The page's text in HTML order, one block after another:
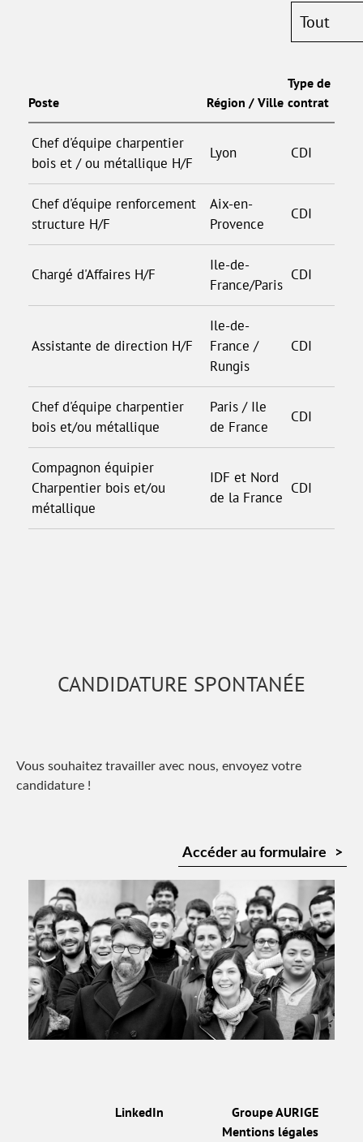
Poste Région / Ville
Type de
contrat
Chef d'équipe charpentier
bois et / ou métallique H/F
Lyon CDI
Chef d'équipe renforcement
structure H/F
Aix-en-
Provence
CDI
Chargé d'Affaires H/F
Ile-de-
France/Paris
CDI
Assistante de direction H/F
Ile-de-
France /
Rungis
CDI
Chef d'équipe charpentier
bois et/ou métallique
Paris / Ile
de France
CDI
Compagnon équipier
Charpentier bois et/ou
métallique
IDF et Nord
de la France
CDI
CANDIDATURE SPONTANÉE
Vous souhaitez travailler avec nous, envoyez votre
candidature !
Accéder au formulaire
LinkedIn
Groupe AURIGE
Mentions légales